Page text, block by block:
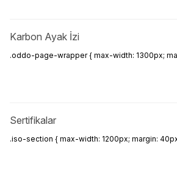
Karbon Ayak İzi
.oddo-page-wrapper { max-width: 1300px;
Sertifikalar
.iso-section { max-width: 1200px; margin: